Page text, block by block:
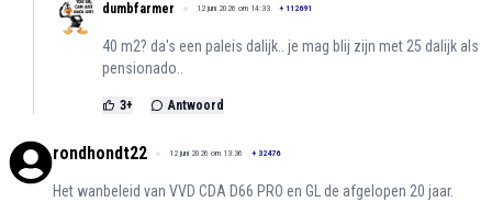
dumbfarmer 12 juni 2026 om 14:33 + 112691
40 m2? da's een paleis dalijk.. je mag blij zijn met 25 dalijk als
pensionado..
3+ Antwoord
rondhondt22 12 juni 2026 om 13:36 + 32476
Het wanbeleid van VVD CDA D66 PRO en GL de afgelopen 20 jaar.